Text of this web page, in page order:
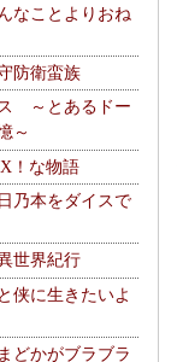
なことよりおね
防衛蛮族
～とあるドー
～
！な物語
乃本をダイスで
世界紀行
侠に生きたいよ
どかがブラブラ